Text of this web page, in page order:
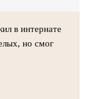
в интернате
но смог